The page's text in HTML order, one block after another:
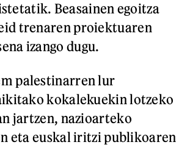
Beasainen egoitza
trenaren proiektuaren
izango dugu.
palestinarren lur
kokalekuekin lotzeko
jartzen, nazioarteko
eta euskal iritzi publikoaren